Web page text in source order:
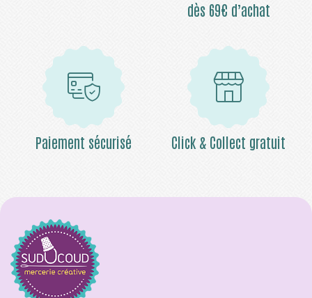
dès 69€ d’achat
Paiement sécurisé Click & Collect gratuit